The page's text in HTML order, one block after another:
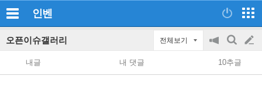
인벤
오픈이슈갤러리 전체보기
공
지
on/off
검
색
글
쓰
내글 내 댓글 10추글